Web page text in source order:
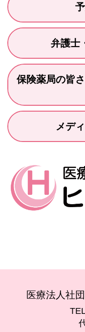
弁護士
保険薬局の皆
メデ
医療法人社